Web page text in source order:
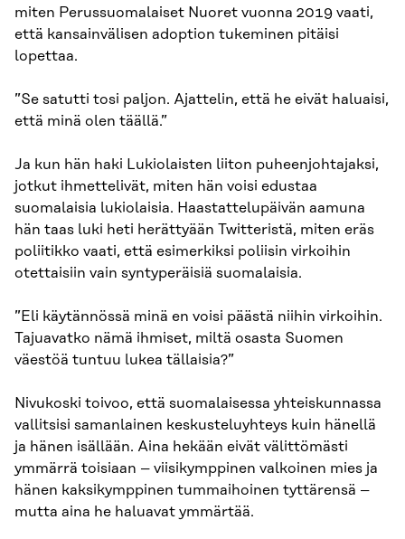
miten Perussuomalaiset Nuoret vuonna 2019 vaati,
että kansainvälisen adoption tukeminen pitäisi
lopettaa.
”Se satutti tosi paljon. Ajattelin, että he eivät haluaisi,
että minä olen täällä.”
Ja kun hän haki Lukiolaisten liiton puheenjohtajaksi,
jotkut ihmettelivät, miten hän voisi edustaa
suomalaisia lukiolaisia. Haastattelupäivän aamuna
hän taas luki heti herättyään Twitteristä, miten eräs
poliitikko vaati, että esimerkiksi poliisin virkoihin
otettaisiin vain syntyperäisiä suomalaisia.
”Eli käytännössä minä en voisi päästä niihin virkoihin.
Tajuavatko nämä ihmiset, miltä osasta Suomen
väestöä tuntuu lukea tällaisia?”
Nivukoski toivoo, että suomalaisessa yhteiskunnassa
vallitsisi samanlainen keskusteluyhteys kuin hänellä
ja hänen isällään. Aina hekään eivät välittömästi
ymmärrä toisiaan – viisikymppinen valkoinen mies ja
hänen kaksikymppinen tummaihoinen tyttärensä –
mutta aina he haluavat ymmärtää.